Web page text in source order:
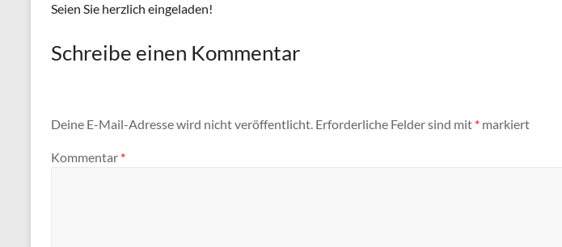
Seien Sie herzlich eingeladen!
Schreibe einen Kommentar
Deine E-Mail-Adresse wird nicht veröffentlicht. Erforderliche Felder sind mit * markiert
Kommentar *